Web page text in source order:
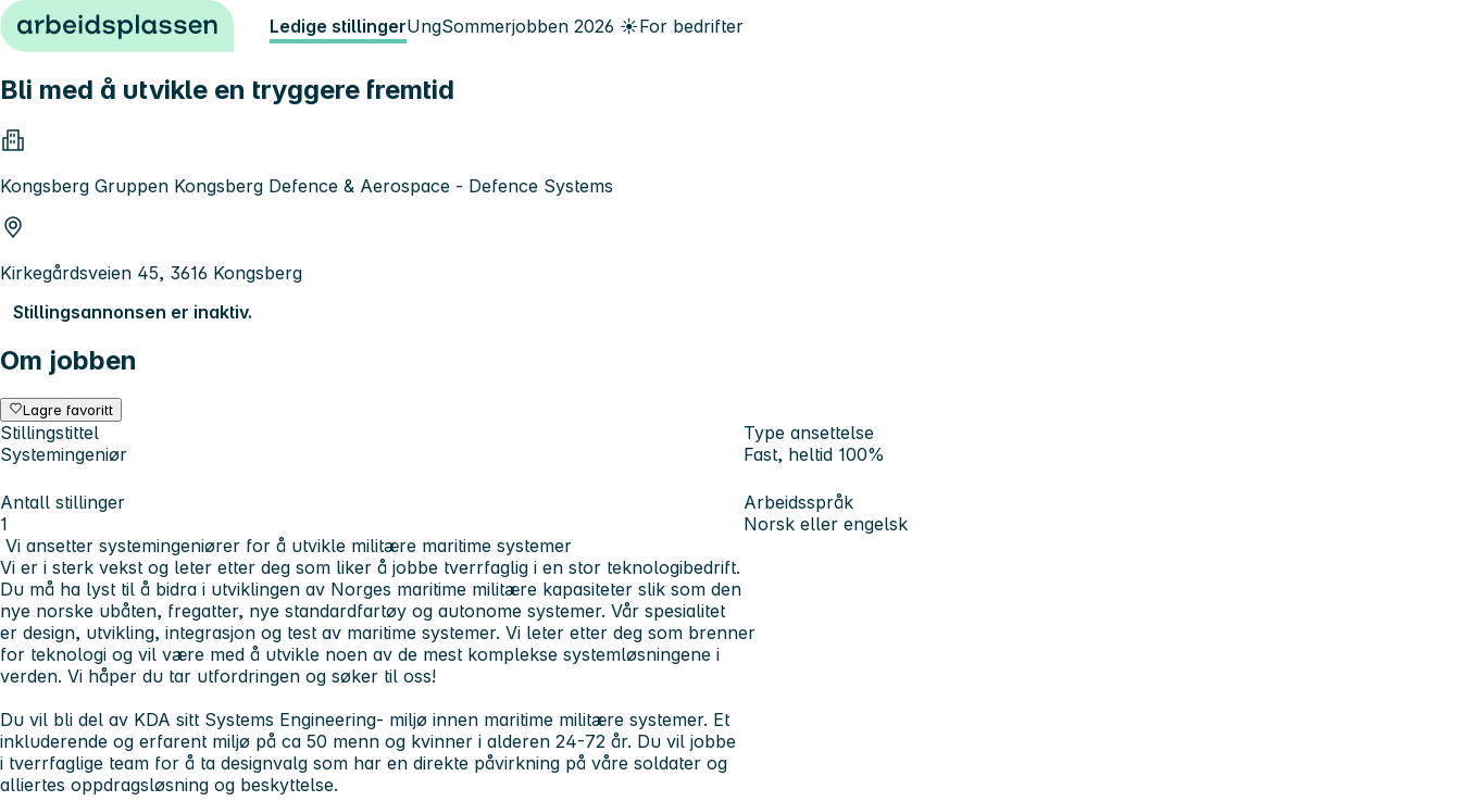
Hopp til innhold Ledige stillingerUngSommerjobben 2026 ☀️For bedrifter
Bli med å utvikle en tryggere fremtid
Kongsberg Gruppen Kongsberg Defence & Aerospace - Defence Systems
Kirkegårdsveien 45, 3616 Kongsberg
Stillingsannonsen er inaktiv.
Om jobben
Lagre favoritt
Stillingstittel
Systemingeniør
Type ansettelse
Fast, heltid 100%
Antall stillinger
1
Arbeidsspråk
Norsk eller engelsk
Vi ansetter systemingeniører for å utvikle militære maritime systemer
Vi er i sterk vekst og leter etter deg som liker å jobbe tverrfaglig i en stor teknologibedrift.
Du må ha lyst til å bidra i utviklingen av Norges maritime militære kapasiteter slik som den
nye norske ubåten, fregatter, nye standardfartøy og autonome systemer. Vår spesialitet
er design, utvikling, integrasjon og test av maritime systemer. Vi leter etter deg som brenner
for teknologi og vil være med å utvikle noen av de mest komplekse systemløsningene i
verden. Vi håper du tar utfordringen og søker til oss!
Du vil bli del av KDA sitt Systems Engineering- miljø innen maritime militære systemer. Et
inkluderende og erfarent miljø på ca 50 menn og kvinner i alderen 24-72 år. Du vil jobbe
i tverrfaglige team for å ta designvalg som har en direkte påvirkning på våre soldater og
alliertes oppdragsløsning og beskyttelse.